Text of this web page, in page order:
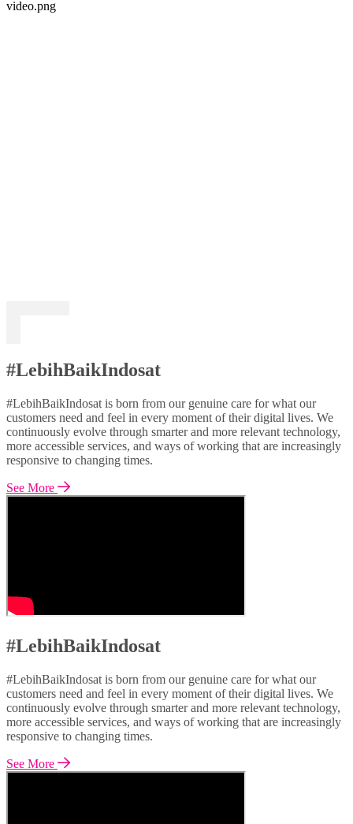
#LebihBaikIndosat
#LebihBaikIndosat is born from our genuine care for what our
customers need and feel in every moment of their digital lives. We
continuously evolve through smarter and more relevant technology,
more accessible services, and ways of working that are increasingly
responsive to changing times.
See More
#LebihBaikIndosat
#LebihBaikIndosat is born from our genuine care for what our
customers need and feel in every moment of their digital lives. We
continuously evolve through smarter and more relevant technology,
more accessible services, and ways of working that are increasingly
responsive to changing times.
See More